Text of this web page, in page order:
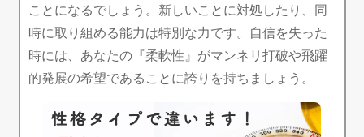
ことになるでしょう。新しいことに対処したり、同
時に取り組める能力は特別な力です。自信を失った
時には、あなたの『柔軟性』がマンネリ打破や飛躍
的発展の希望であることに誇りを持ちましょう。